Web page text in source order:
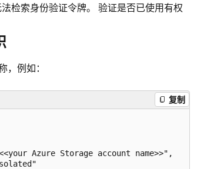
检索身份验证令牌。 验证是否已使用有权
例如：
复制
Azure Storage account name>>",